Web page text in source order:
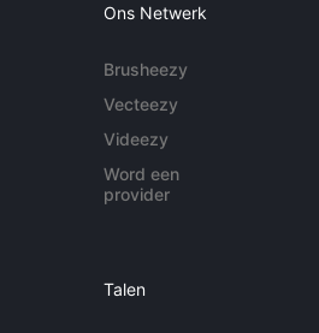
Ons Netwerk
Brusheezy
Vecteezy
Videezy
Word een
provider
Talen